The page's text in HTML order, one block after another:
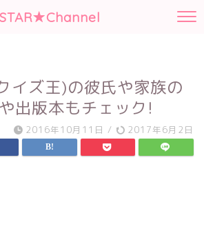
STAR★Channel
イズ王)の彼氏や家族の
出版本もチェック!
2016年10月11日 / 2017年6月2日